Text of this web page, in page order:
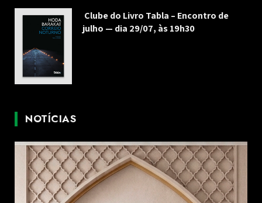
Clube do Livro Tabla – Encontro de
julho — dia 29/07, às 19h30
NOTÍCIAS